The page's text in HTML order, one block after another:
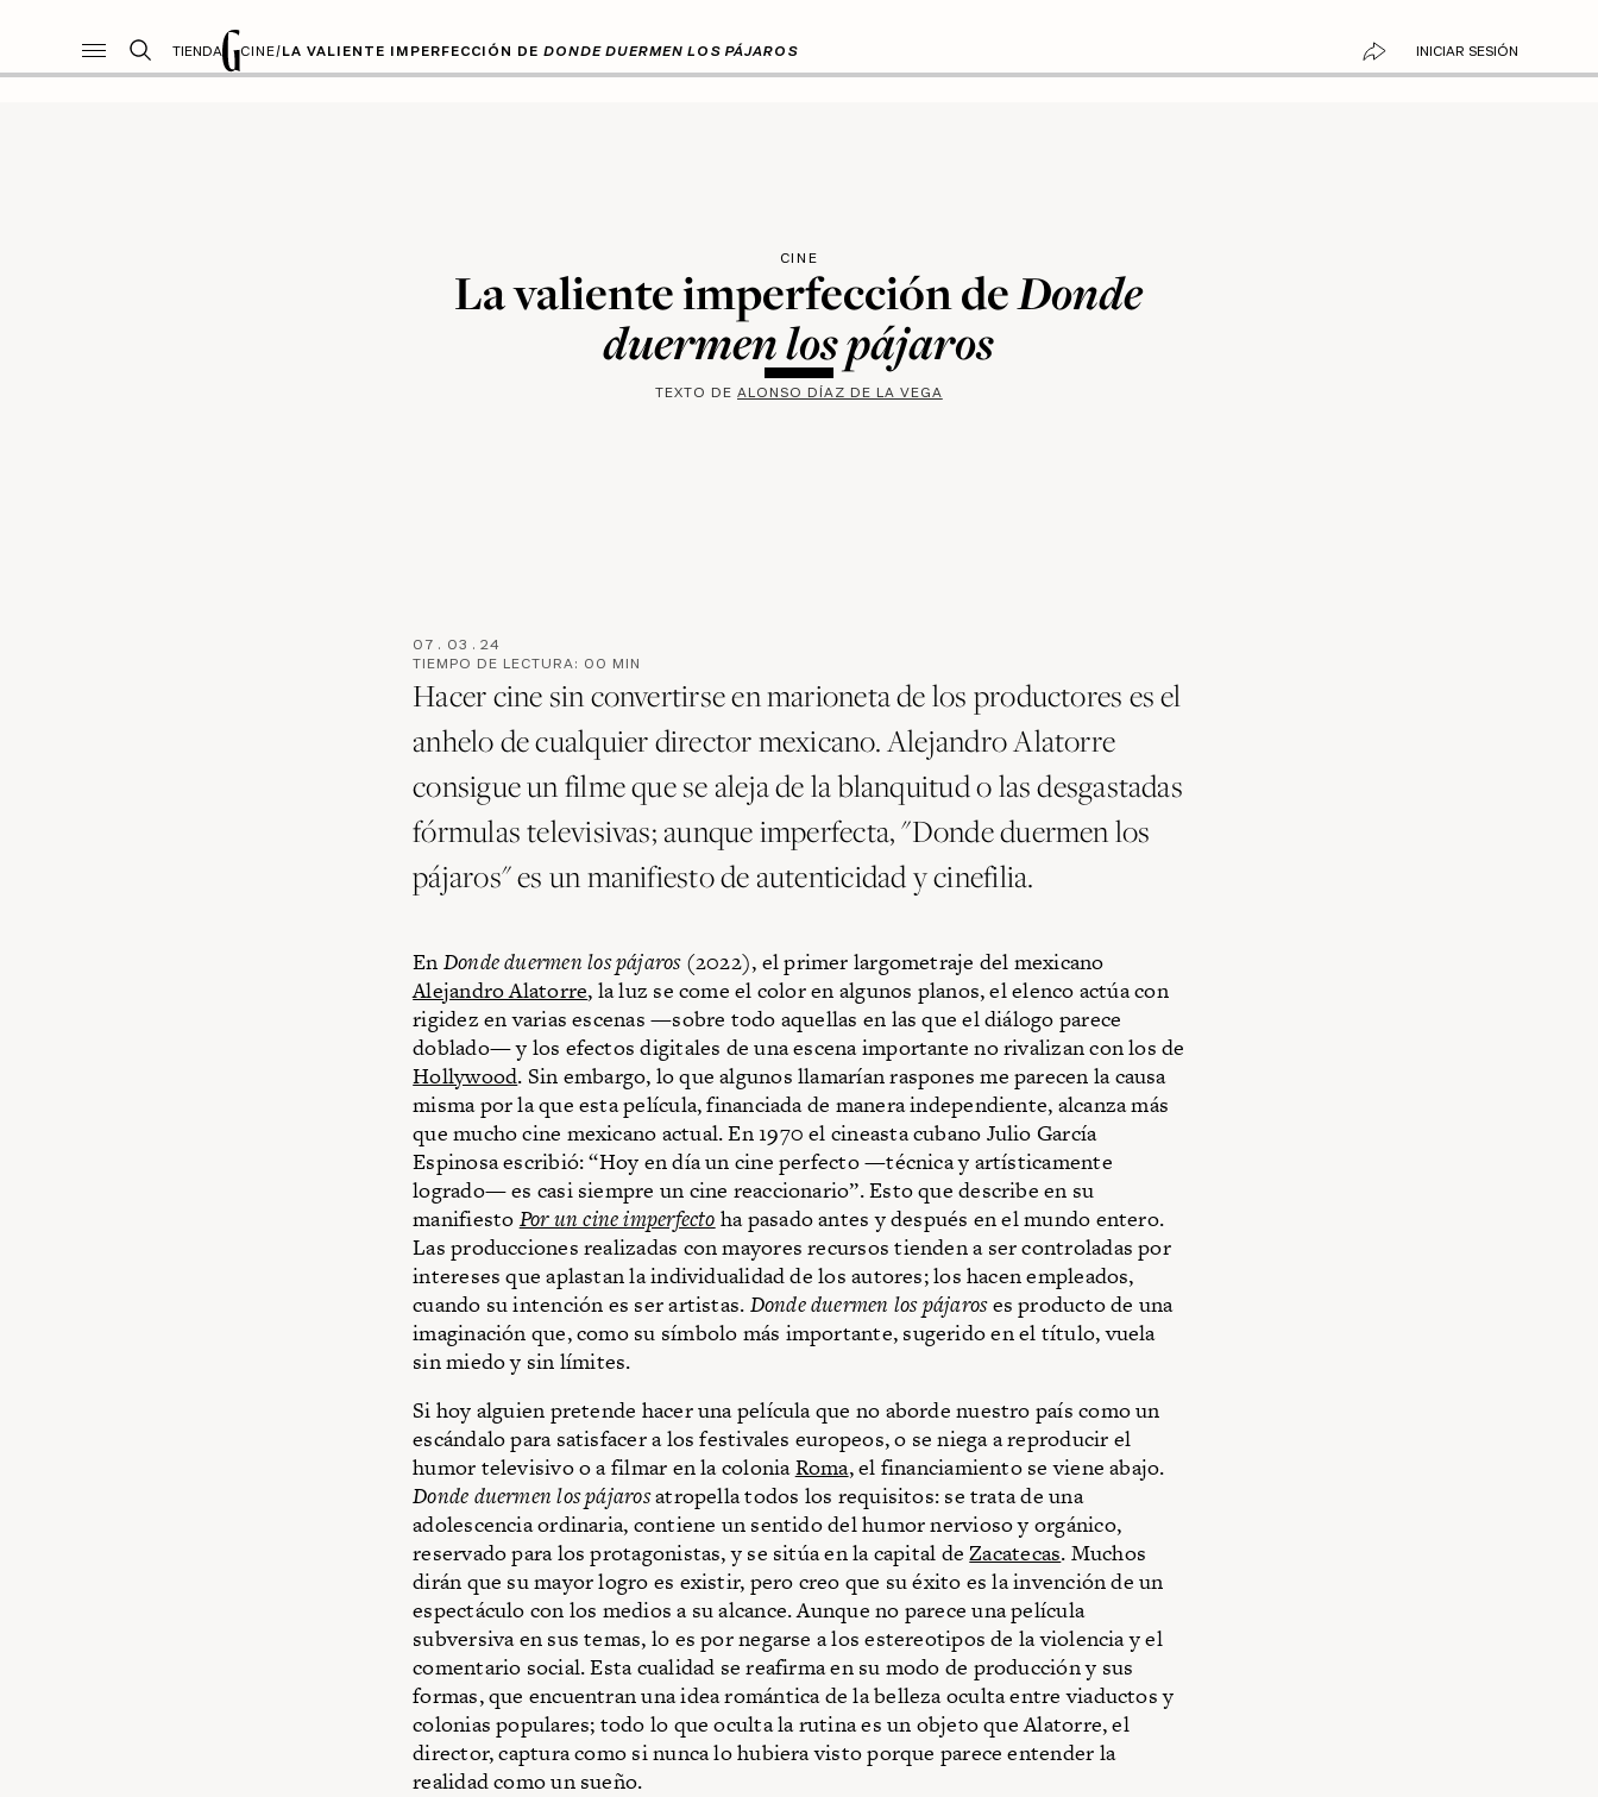
TIENDA CINE/LA VALIENTE IMPERFECCIÓN DE DONDE DUERMEN LOS PÁJAROS INICIAR SESIÓN
CINE
La valiente imperfección deDonde
duermen los pájaros
TEXTO DE ALONSO DÍAZ DE LA VEGA
07 . 03 . 24
TIEMPO DE LECTURA: 00 MIN
Hacer cine sin convertirse en marioneta de los productores es el
anhelo de cualquier director mexicano. Alejandro Alatorre
consigue un filme que se aleja de la blanquitud o las desgastadas
fórmulas televisivas; aunque imperfecta, "Donde duermen los
pájaros" es un manifiesto de autenticidad y cinefilia.
En Donde duermen los pájaros (2022), el primer largometraje del mexicano
Alejandro Alatorre, la luz se come el color en algunos planos, el elenco actúa con
rigidez en varias escenas —sobre todo aquellas en las que el diálogo parece
doblado— y los efectos digitales de una escena importante no rivalizan con los de
Hollywood. Sin embargo, lo que algunos llamarían raspones me parecen la causa
misma por la que esta película, financiada de manera independiente, alcanza más
que mucho cine mexicano actual. En 1970 el cineasta cubano Julio García
Espinosa escribió: “Hoy en día un cine perfecto —técnica y artísticamente
logrado— es casi siempre un cine reaccionario”. Esto que describe en su
manifiesto Por un cine imperfecto ha pasado antes y después en el mundo entero.
Las producciones realizadas con mayores recursos tienden a ser controladas por
intereses que aplastan la individualidad de los autores; los hacen empleados,
cuando su intención es ser artistas. Donde duermen los pájaroses producto de una
imaginación que, como su símbolo más importante, sugerido en el título, vuela
sin miedo y sin límites.
Si hoy alguien pretende hacer una película que no aborde nuestro país como un
escándalo para satisfacer a los festivales europeos, o se niega a reproducir el
humor televisivo o a filmar en la coloniaRoma, el financiamiento se viene abajo.
Donde duermen los pájarosatropella todos los requisitos: se trata de una
adolescencia ordinaria, contiene un sentido del humor nervioso y orgánico,
reservado para los protagonistas, y se sitúa en la capital deZacatecas. Muchos
dirán que su mayor logro es existir, pero creo que su éxito es la invención de un
espectáculo con los medios a su alcance. Aunque no parece una película
subversiva en sus temas, lo es por negarse a los estereotipos de la violencia y el
comentario social. Esta cualidad se reafirma en su modo de producción y sus
formas, que encuentran una idea romántica de la belleza oculta entre viaductos y
colonias populares; todo lo que oculta la rutina es un objeto que Alatorre, el
director, captura como si nunca lo hubiera visto porque parece entender la
realidad como un sueño.